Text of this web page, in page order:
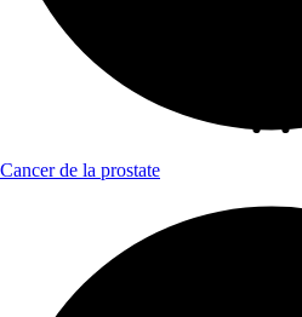
Cancer de la prostate